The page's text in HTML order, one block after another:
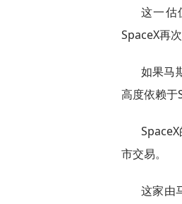
这一估
SpaceX再
如果马
高度依赖于
市交易。
这家由